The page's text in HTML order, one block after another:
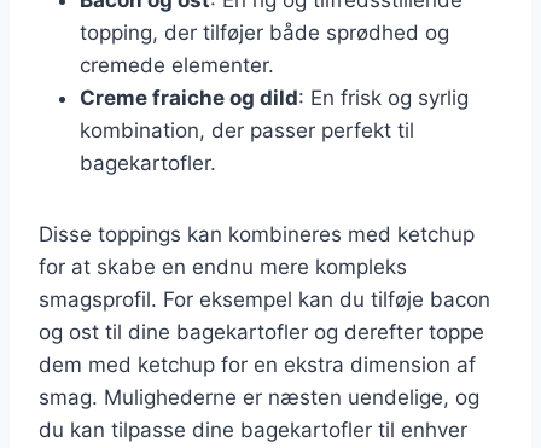
topping, der tilføjer både sprødhed og
cremede elementer.
Creme fraiche og dild: En frisk og syrlig
kombination, der passer perfekt til
bagekartofler.
Disse toppings kan kombineres med ketchup
for at skabe en endnu mere kompleks
smagsprofil. For eksempel kan du tilføje bacon
og ost til dine bagekartofler og derefter toppe
dem med ketchup for en ekstra dimension af
smag. Mulighederne er næsten uendelige, og
du kan tilpasse dine bagekartofler til enhver